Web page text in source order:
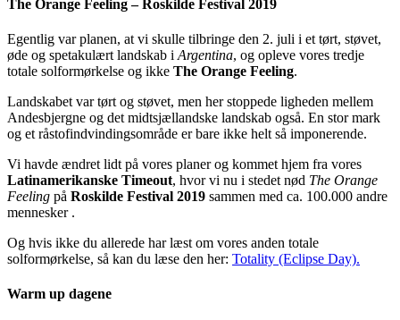
The Orange Feeling – Roskilde Festival 2019
Egentlig var planen, at vi skulle tilbringe den 2. juli i et tørt, støvet,
øde og spetakulært landskab i Argentina, og opleve vores tredje
totale solformørkelse og ikke The Orange Feeling.
Landskabet var tørt og støvet, men her stoppede ligheden mellem
Andesbjergne og det midtsjællandske landskab også. En stor mark
og et råstofindvindingsområde er bare ikke helt så imponerende.
Vi havde ændret lidt på vores planer og kommet hjem fra vores
Latinamerikanske Timeout, hvor vi nu i stedet nød The Orange
Feeling på Roskilde Festival 2019 sammen med ca. 100.000 andre
mennesker .
Og hvis ikke du allerede har læst om vores anden totale
solformørkelse, så kan du læse den her: Totality (Eclipse Day).
Warm up dagene